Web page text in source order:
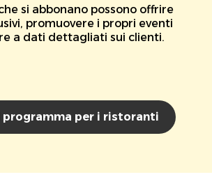
si abbonano possono offrire
promuovere i propri eventi
a dati dettagliati sui clienti.
programma per i ristoranti